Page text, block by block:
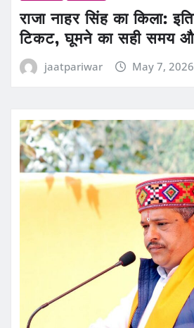
राजा नाहर सिंह का किला:
टिकट, घूमने का सही समय
jaatpariwar May 7, 2026